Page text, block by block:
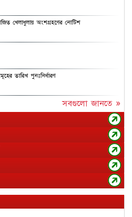
খেলাধুলায় অংশগ্রহণের নোটিশ
তারিখ পুনঃনির্ধারণ
সবগুলো জানতে »